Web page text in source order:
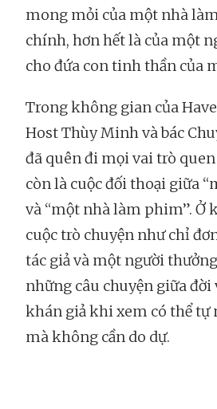
mong mỏi của một nhà
chính, hơn hết là của một
cho đứa con tinh thần của
Trong không gian của Have
Host Thùy Minh và bác
đã quên đi mọi vai trò
còn là cuộc đối thoại giữa
và “một nhà làm phim”. Ở
cuộc trò chuyện như chỉ
tác giả và một người
những câu chuyện giữa đời
khán giả khi xem có thể tự
mà không cần do dự.